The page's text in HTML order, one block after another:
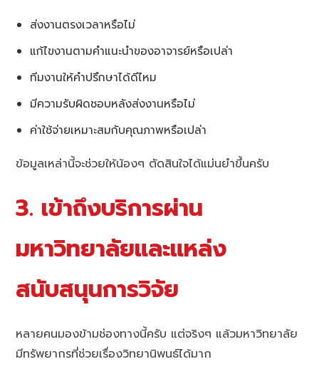
ส่งงานตรงเวลาหรือไม่
แก้ไขงานตามคำแนะนำของอาจารย์หรือเปล่า
ทีมงานให้คำปรึกษาได้ดีไหม
มีความรับผิดชอบหลังส่งงานหรือไม่
ค่าใช้จ่ายเหมาะสมกับคุณภาพหรือเปล่า
ข้อมูลเหล่านี้จะช่วยให้น้องๆ ตัดสินใจได้แม่นยำขึ้นครับ
3. เข้าถึงบริการผ่าน
มหาวิทยาลัยและแหล่ง
สนับสนุนการวิจัย
หลายคนมองข้ามช่องทางนี้ครับ แต่จริงๆ แล้วมหาวิทยาลัย
มีทรัพยากรที่ช่วยเรื่องวิทยานิพนธ์ได้มาก